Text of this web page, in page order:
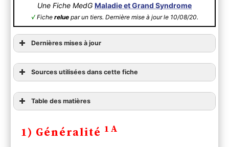
Une Fiche MedG Maladie et Grand Syndrome
√Fiche reluepar un tiers. Dernière mise à jour le 10/08/20.
Dernières mises à jour
Sources utilisées dans cette fiche
Table des matières
2) Diagnostic
1) Généralité 1A